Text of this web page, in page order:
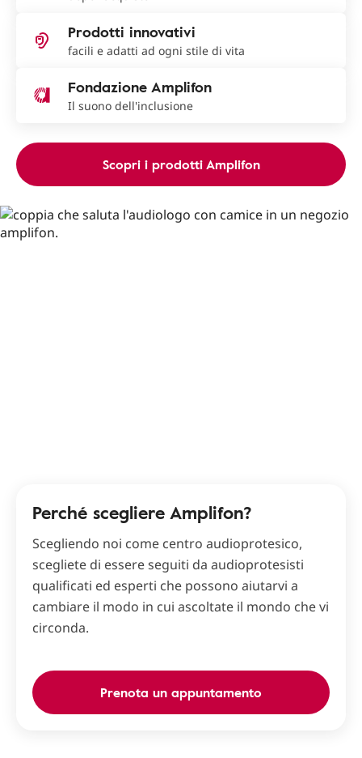
Prodotti innovativi
facili e adatti ad ogni stile di vita
Fondazione Amplifon
Il suono dell'inclusione
Scopri i prodotti Amplifon
Perché scegliere Amplifon?
Scegliendo noi come centro audioprotesico,
scegliete di essere seguiti da audioprotesisti
qualificati ed esperti che possono aiutarvi a
cambiare il modo in cui ascoltate il mondo che vi
circonda.
Prenota un appuntamento